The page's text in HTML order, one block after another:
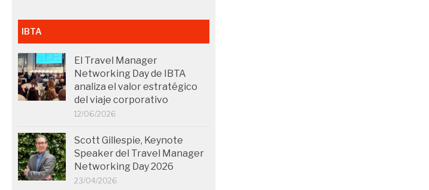
IBTA
El Travel Manager
Networking Day de IBTA
analiza el valor estratégico
del viaje corporativo
12/06/2026
Scott Gillespie, Keynote
Speaker del Travel Manager
Networking Day 2026
23/04/2026